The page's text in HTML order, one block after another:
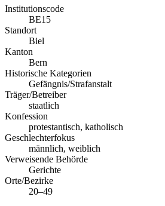
Institutionscode
BE15
Standort
Biel
Kanton
Bern
Historische Kategorien
Gefängnis/Strafanstalt
Träger/Betreiber
staatlich
Konfession
protestantisch, katholisch
Geschlechterfokus
männlich, weiblich
Verweisende Behörde
Gerichte
Orte/Bezirke
20–49